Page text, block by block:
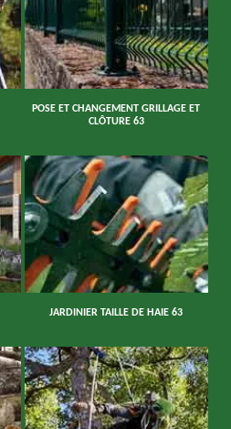
POSE ET CHANGEMENT GRILLAGE ET
CLÔTURE 63
JARDINIER TAILLE DE HAIE 63